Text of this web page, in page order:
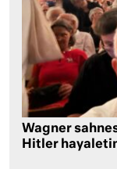
Wagner
Hitler